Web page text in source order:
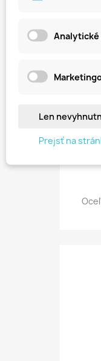
Analytické
Len
Prejsť na